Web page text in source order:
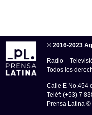
© 2016-2023
Radio –
Todos los
Calle E No.454
Teléf: (+53) 7
Prensa Latina ©